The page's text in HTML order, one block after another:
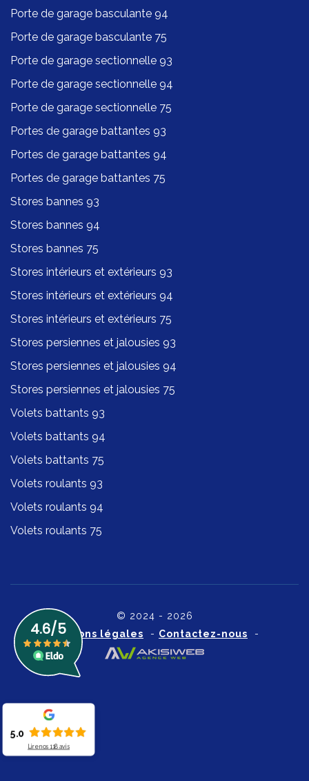
Porte de garage basculante 94
Porte de garage basculante 75
Porte de garage sectionnelle 93
Porte de garage sectionnelle 94
Porte de garage sectionnelle 75
Portes de garage battantes 93
Portes de garage battantes 94
Portes de garage battantes 75
Stores bannes 93
Stores bannes 94
Stores bannes 75
Stores intérieurs et extérieurs 93
Stores intérieurs et extérieurs 94
Stores intérieurs et extérieurs 75
Stores persiennes et jalousies 93
Stores persiennes et jalousies 94
Stores persiennes et jalousies 75
Volets battants 93
Volets battants 94
Volets battants 75
Volets roulants 93
Volets roulants 94
Volets roulants 75
© 2024 - 2026
Mentions légales - Contactez-nous -
5.0
Lire nos 118 avis